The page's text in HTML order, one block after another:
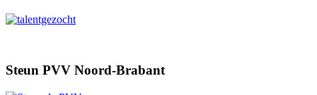
Steun PVV Noord-Brabant